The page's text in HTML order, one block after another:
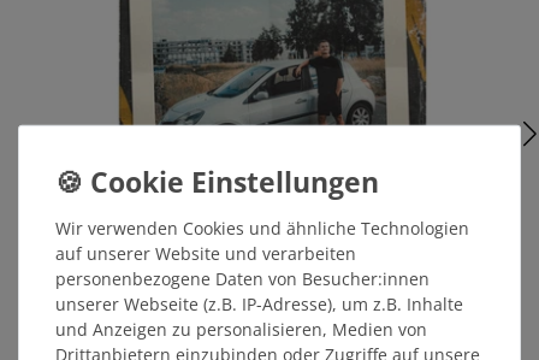
Kreisel Magazin (Ausgabe #24)
Wir verwenden Cookies und ähnliche Technologien
auf unserer Website und verarbeiten
personenbezogene Daten von Besucher:innen
unserer Webseite (z.B. IP-Adresse), um z.B. Inhalte
und Anzeigen zu personalisieren, Medien von
Drittanbietern einzubinden oder Zugriffe auf unsere